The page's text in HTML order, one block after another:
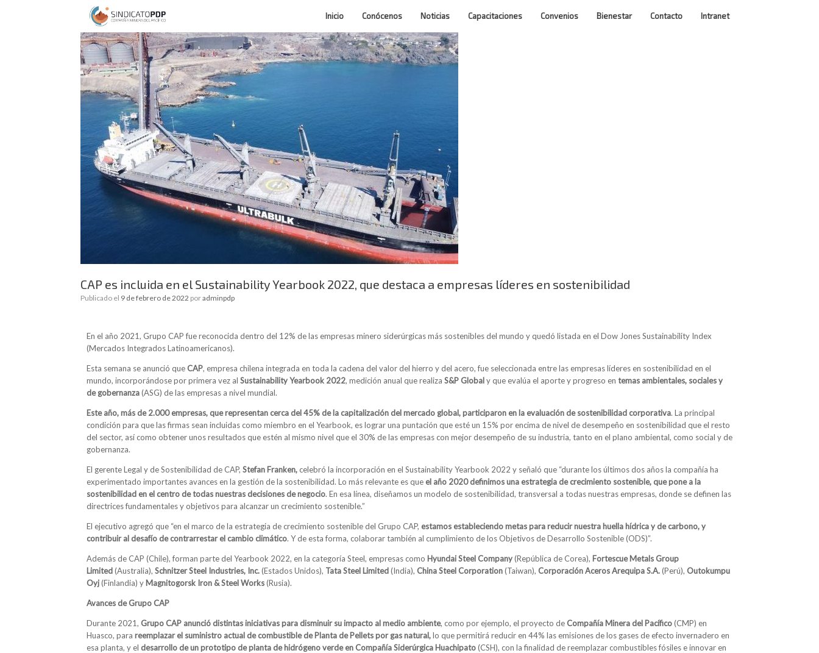
Inicio Conócenos Noticias Capacitaciones Convenios Bienestar Contacto Intranet
CAP es incluida en el Sustainability Yearbook 2022, que destaca a empresas líderes en sostenibilidad
Publicado el 9 de febrero de 2022 poradminpdp
En el año 2021, Grupo CAP fue reconocida dentro del 12% de las empresas minero siderúrgicas más sostenibles del mundo y quedó listada en el Dow Jones Sustainability Index
(Mercados Integrados Latinoamericanos).
Esta semana se anunció queCAP, empresa chilena integrada en toda la cadena del valor del hierro y del acero, fue seleccionada entre las empresas líderes en sostenibilidad en el
mundo, incorporándose por primera vez al Sustainability Yearbook 2022, medición anual que realiza S&P Globaly que evalúa el aporte y progreso en temas ambientales, sociales y
de gobernanza(ASG) de las empresas a nivel mundial.
Este año, más de 2.000 empresas, que representan cerca del 45% de la capitalización del mercado global, participaron en la evaluación de sostenibilidad corporativa. La principal
condición para que las firmas sean incluidas como miembro en el Yearbook, es lograr una puntación que esté un 15% por encima de nivel de desempeño en sostenibilidad que el resto
del sector, así como obtener unos resultados que estén al mismo nivel que el 30% de las empresas con mejor desempeño de su industria, tanto en el plano ambiental, como social y de
gobernanza.
El gerente Legal y de Sostenibilidad de CAP, Stefan Franken,celebró la incorporación en el Sustainability Yearbook 2022 y señaló que “durante los últimos dos años la compañía ha
experimentado importantes avances en la gestión de la sostenibilidad. Lo más relevante es que el año 2020 definimos una estrategia de crecimiento sostenible, que pone a la
sostenibilidad en el centro de todas nuestras decisiones de negocio. En esa línea, diseñamos un modelo de sostenibilidad, transversal a todas nuestras empresas, donde se definen las
directrices fundamentales y objetivos para alcanzar un crecimiento sostenible.”
El ejecutivo agregó que “en el marco de la estrategia de crecimiento sostenible del Grupo CAP, estamos estableciendo metas para reducir nuestra huella hídrica y de carbono, y
contribuir al desafío de contrarrestar el cambio climático. Y de esta forma, colaborar también al cumplimiento de los Objetivos de Desarrollo Sostenible (ODS)”.
Además de CAP (Chile), forman parte del Yearbook 2022, en la categoría Steel, empresas como Hyundai Steel Company(República de Corea), Fortescue Metals Group
Limited(Australia), Schnitzer Steel Industries, Inc.(Estados Unidos), Tata Steel Limited(India), China Steel Corporation(Taiwan), Corporación Aceros Arequipa S.A.(Perú), Outokumpu
Oyj(Finlandia) y Magnitogorsk Iron & Steel Works(Rusia).
Avances de Grupo CAP
Durante 2021, Grupo CAP anunció distintas iniciativas para disminuir su impacto al medio ambiente, como por ejemplo, el proyecto deCompañía Minera del Pacífico(CMP) en
Huasco, para reemplazar el suministro actual de combustible de Planta de Pellets por gas natural,lo que permitirá reducir en 44% las emisiones de los gases de efecto invernadero en
esa planta, y el desarrollo de un prototipo de planta de hidrógeno verde en Compañía Siderúrgica Huachipato(CSH), con la finalidad de reemplazar combustibles fósiles e innovar en